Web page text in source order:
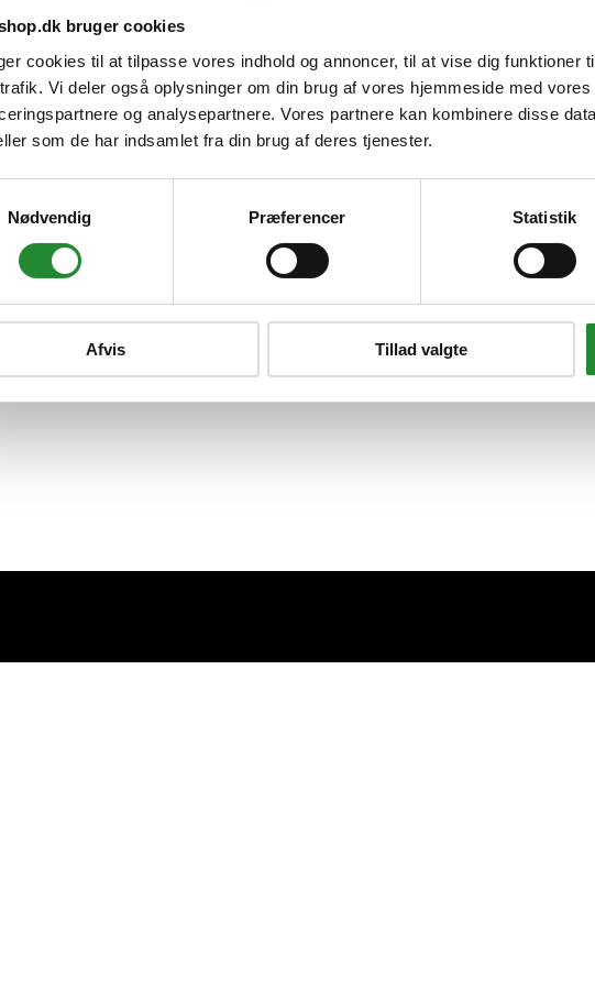
bruger cookies
cookies til at tilpasse vores indhold og annoncer, til at vise dig funktioner
Vi deler også oplysninger om din brug af vores hjemmeside med
og analysepartnere. Vores partnere kan kombinere disse
som de har indsamlet fra din brug af deres tjenester.
Nødvendig
Præferencer Statistik
Afvis Tillad valgte
- 1800 Kelvin - 100 Lumen - Pære